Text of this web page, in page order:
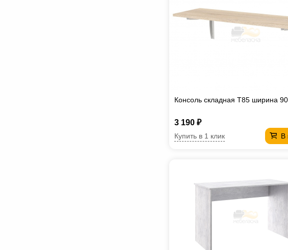
Консоль складная T85 ширина
3 190 ₽
В
Купить в 1 клик